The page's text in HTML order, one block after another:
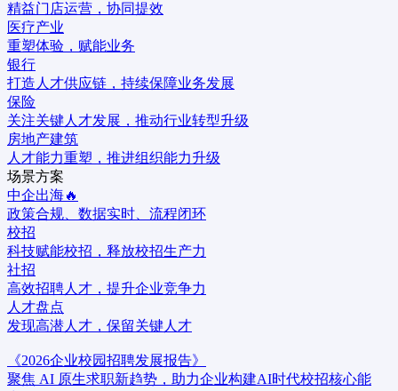
精益门店运营，协同提效
医疗产业
重塑体验，赋能业务
银行
打造人才供应链，持续保障业务发展
保险
关注关键人才发展，推动行业转型升级
房地产建筑
人才能力重塑，推进组织能力升级
场景方案
中企出海🔥
政策合规、数据实时、流程闭环
校招
科技赋能校招，释放校招生产力
社招
高效招聘人才，提升企业竞争力
人才盘点
发现高潜人才，保留关键人才
《2026企业校园招聘发展报告》
聚焦 AI 原生求职新趋势，助力企业构建AI时代校招核心能